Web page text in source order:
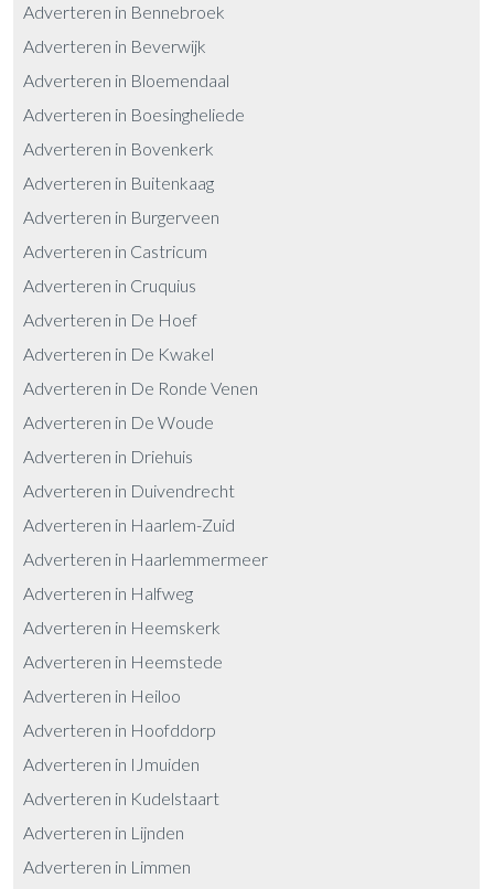
Adverteren in Bennebroek
Adverteren in Beverwijk
Adverteren in Bloemendaal
Adverteren in Boesingheliede
Adverteren in Bovenkerk
Adverteren in Buitenkaag
Adverteren in Burgerveen
Adverteren in Castricum
Adverteren in Cruquius
Adverteren in De Hoef
Adverteren in De Kwakel
Adverteren in De Ronde Venen
Adverteren in De Woude
Adverteren in Driehuis
Adverteren in Duivendrecht
Adverteren in Haarlem-Zuid
Adverteren in Haarlemmermeer
Adverteren in Halfweg
Adverteren in Heemskerk
Adverteren in Heemstede
Adverteren in Heiloo
Adverteren in Hoofddorp
Adverteren in IJmuiden
Adverteren in Kudelstaart
Adverteren in Lijnden
Adverteren in Limmen